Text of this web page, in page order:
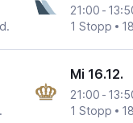
21:00 -
1 Stopp
Mi 16.12.
21:00 -
1 Stopp